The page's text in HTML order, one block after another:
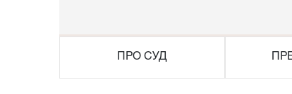
ПРО СУД